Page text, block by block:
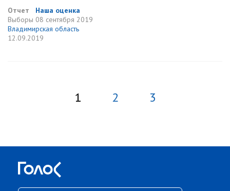
Отчет
Наша оценка
Выборы 08 сентября 2019
Владимирская область
12.09.2019
1 2 3